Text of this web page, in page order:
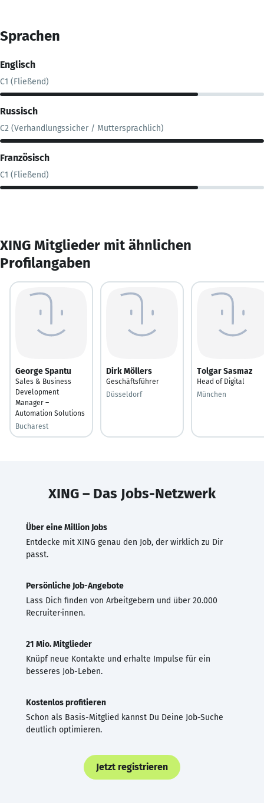
Sprachen
Englisch
C1 (Fließend)
Russisch
C2 (Verhandlungssicher / Muttersprachlich)
Französisch
C1 (Fließend)
XING Mitglieder mit ähnlichen
Profilangaben
George Spantu
Sales & Business
Development
Manager –
Automation Solutions
Bucharest
Dirk Möllers
Geschäftsführer
Düsseldorf
Tolgar Sasmaz
Head of Digital
München
XING – Das Jobs-Netzwerk
Über eine Million Jobs
Entdecke mit XING genau den Job, der wirklich zu Dir
passt.
Persönliche Job-Angebote
Lass Dich finden von Arbeitgebern und über 20.000
Recruiter·innen.
21 Mio. Mitglieder
Knüpf neue Kontakte und erhalte Impulse für ein
besseres Job-Leben.
Kostenlos profitieren
Schon als Basis-Mitglied kannst Du Deine Job-Suche
deutlich optimieren.
Jetzt registrieren